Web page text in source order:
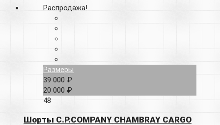
Распродажа!
Размеры
39 000 ₽
20 000 ₽
48
Шорты C.P.COMPANY CHAMBRAY CARGO